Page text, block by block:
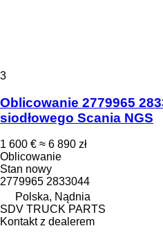
3
Oblicowanie 2779965
siodłowego Scania NGS
1 600 € ≈ 6 890 zł
Oblicowanie
Stan nowy
2779965 2833044
Polska, Nądnia
SDV TRUCK PARTS
Kontakt z dealerem